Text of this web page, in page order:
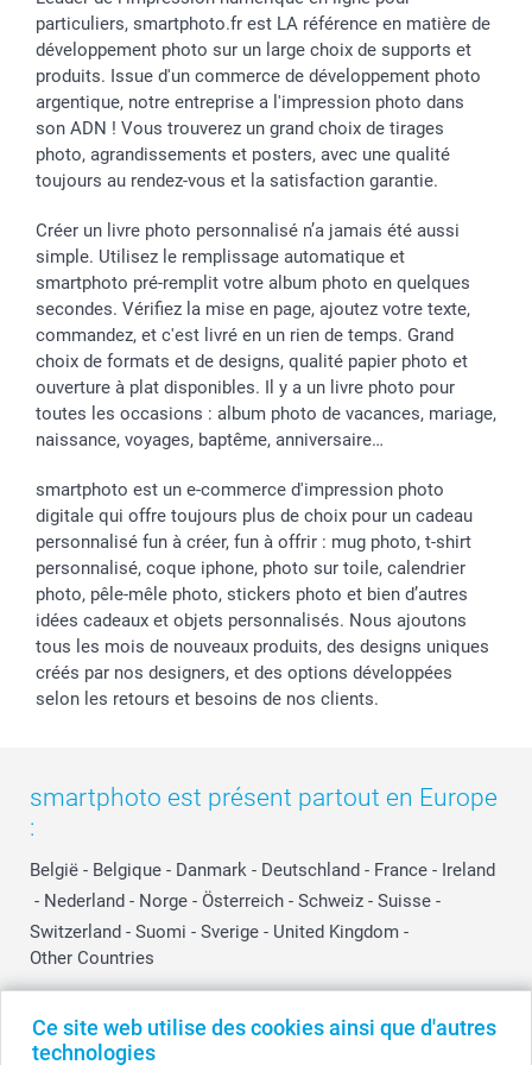
Ce site web utilise des cookies ainsi que d'autres
technologies
Dénicheur d'idées cadeau
Baptême
Toussaint
Rentrée des classes
Saint-Valentin
Vacances
Gestion des cookies
Tarifs
Partenariats & Influence
Investisseurs
Livraison
Modes de paiement
Grandes quantités
Statut de ma commande
particuliers, smartphoto.fr est LA référence en matière de
développement photo sur un large choix de supports et
produits. Issue d'un commerce de développement photo
argentique, notre entreprise a l'impression photo dans
son ADN ! Vous trouverez un grand choix de tirages
photo, agrandissements et posters, avec une qualité
toujours au rendez-vous et la satisfaction garantie.
Créer un livre photo personnalisé n’a jamais été aussi
simple. Utilisez le remplissage automatique et
smartphoto pré-remplit votre album photo en quelques
secondes. Vérifiez la mise en page, ajoutez votre texte,
commandez, et c'est livré en un rien de temps. Grand
choix de formats et de designs, qualité papier photo et
ouverture à plat disponibles. Il y a un livre photo pour
toutes les occasions : album photo de vacances, mariage,
naissance, voyages, baptême, anniversaire…
smartphoto est un e-commerce d'impression photo
digitale qui offre toujours plus de choix pour un cadeau
personnalisé fun à créer, fun à offrir : mug photo, t-shirt
personnalisé, coque iphone, photo sur toile, calendrier
photo, pêle-mêle photo, stickers photo et bien d’autres
idées cadeaux et objets personnalisés. Nous ajoutons
tous les mois de nouveaux produits, des designs uniques
créés par nos designers, et des options développées
selon les retours et besoins de nos clients.
smartphoto est présent partout en Europe
:
België - Belgique - Danmark - Deutschland - France - Ireland
- Nederland - Norge - Österreich - Schweiz - Suisse -
Switzerland - Suomi - Sverige - United Kingdom -
Other Countries
Tous les prix sont en EURO (€), TVA incluse et hors frais de port.